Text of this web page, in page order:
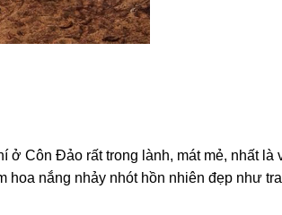
Côn Đảo rất trong lành, mát mẻ, nhất là
nắng nhảy nhót hồn nhiên đẹp như